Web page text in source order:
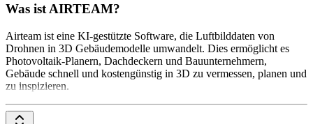
Was ist AIRTEAM?
Airteam ist eine KI-gestützte Software, die Luftbilddaten von
Drohnen in 3D Gebäudemodelle umwandelt. Dies ermöglicht es
Photovoltaik-Planern, Dachdeckern und Bauunternehmern,
Gebäude schnell und kostengünstig in 3D zu vermessen, planen und
zu inspizieren.